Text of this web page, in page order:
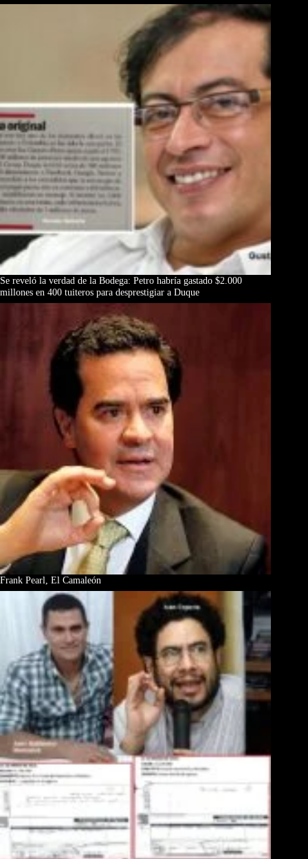
Se reveló la verdad de la Bodega: Petro habría gastado $2.000
millones en 400 tuiteros para desprestigiar a Duque
Frank Pearl, El Camaleón